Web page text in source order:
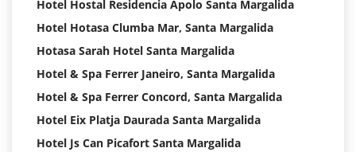
Hotel Hostal Residencia Apolo Santa Margalida
Hotel Hotasa Clumba Mar, Santa Margalida
Hotasa Sarah Hotel Santa Margalida
Hotel & Spa Ferrer Janeiro, Santa Margalida
Hotel & Spa Ferrer Concord, Santa Margalida
Hotel Eix Platja Daurada Santa Margalida
Hotel Js Can Picafort Santa Margalida